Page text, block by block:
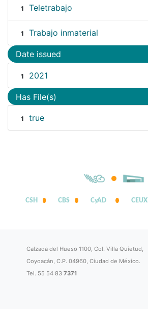
1 Teletrabajo
1 Trabajo inmaterial
Date issued
1 2021
Has File(s)
1 true
CSH CBS CyAD CEUX
Calzada del Hueso 1100, Col. Villa Quietud,
Coyoacán, C.P. 04960, Ciudad de México.
Tel. 55 54 837371